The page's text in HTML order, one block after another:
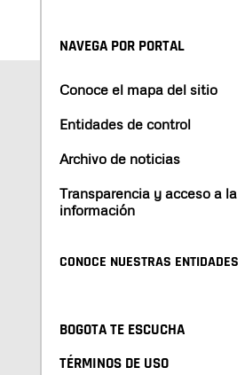
NAVEGA POR PORTAL
Conoce el mapa del sitio
Entidades de control
Archivo de noticias
Transparencia y acceso a la
información
CONOCE NUESTRAS ENTIDADES
BOGOTA TE ESCUCHA
TÉRMINOS DE USO